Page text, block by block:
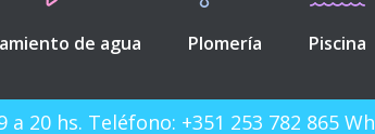
de agua Plomería Piscina
20 hs. Teléfono: +351 253 782 865